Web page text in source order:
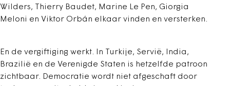
Wilders, Thierry Baudet, Marine Le Pen, Giorgia
Meloni en Viktor Orbán elkaar vinden en versterken.
En de vergiftiging werkt. In Turkije, Servië, India,
Brazilië en de Verenigde Staten is hetzelfde patroon
zichtbaar. Democratie wordt niet afgeschaft door